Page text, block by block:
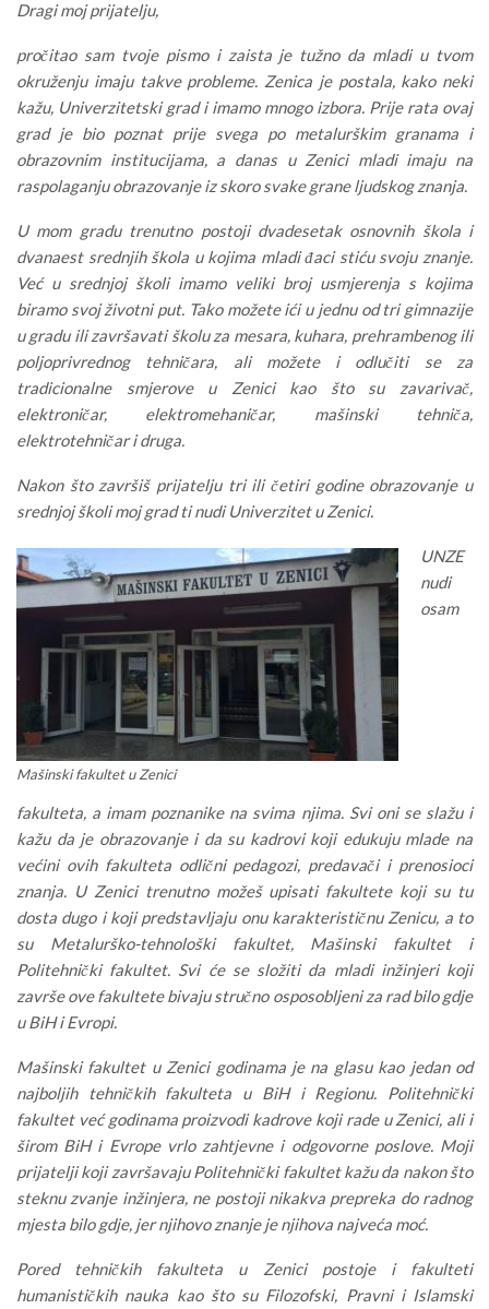
Dragi moj prijatelju,
pročitao sam tvoje pismo i zaista je tužno da mladi u tvom
okruženju imaju takve probleme. Zenica je postala, kako neki
kažu, Univerzitetski grad i imamo mnogo izbora. Prije rata ovaj
grad je bio poznat prije svega po metalurškim granama i
obrazovnim institucijama, a danas u Zenici mladi imaju na
raspolaganju obrazovanje iz skoro svake grane ljudskog znanja.
U mom gradu trenutno postoji dvadesetak osnovnih škola i
dvanaest srednjih škola u kojima mladi đaci stiću svoju znanje.
Već u srednjoj školi imamo veliki broj usmjerenja s kojima
biramo svoj životni put. Tako možete ići u jednu od tri gimnazije
u gradu ili završavati školu za mesara, kuhara, prehrambenog ili
poljoprivrednog tehničara, ali možete i odlučiti se za
tradicionalne smjerove u Zenici kao što su zavarivač,
elektroničar, elektromehaničar, mašinski tehniča,
elektrotehničar i druga.
Nakon što završiš prijatelju tri ili četiri godine obrazovanje u
srednjoj školi moj grad ti nudi Univerzitet u Zenici.
Mašinski fakultet u Zenici
UNZE
nudi
osam
fakulteta, a imam poznanike na svima njima. Svi oni se slažu i
kažu da je obrazovanje i da su kadrovi koji edukuju mlade na
većini ovih fakulteta odlični pedagozi, predavači i prenosioci
znanja. U Zenici trenutno možeš upisati fakultete koji su tu
dosta dugo i koji predstavljaju onu karakterističnu Zenicu, a to
su Metalurško-tehnološki fakultet, Mašinski fakultet i
Politehnički fakultet. Svi će se složiti da mladi inžinjeri koji
završe ove fakultete bivaju stručno osposobljeni za rad bilo gdje
u BiH i Evropi.
Mašinski fakultet u Zenici godinama je na glasu kao jedan od
najboljih tehničkih fakulteta u BiH i Regionu. Politehnički
fakultet već godinama proizvodi kadrove koji rade u Zenici, ali i
širom BiH i Evrope vrlo zahtjevne i odgovorne poslove. Moji
prijatelji koji završavaju Politehnički fakultet kažu da nakon što
steknu zvanje inžinjera, ne postoji nikakva prepreka do radnog
mjesta bilo gdje, jer njihovo znanje je njihova najveća moć.
Pored tehničkih fakulteta u Zenici postoje i fakulteti
humanističkih nauka kao što su Filozofski, Pravni i Islamski